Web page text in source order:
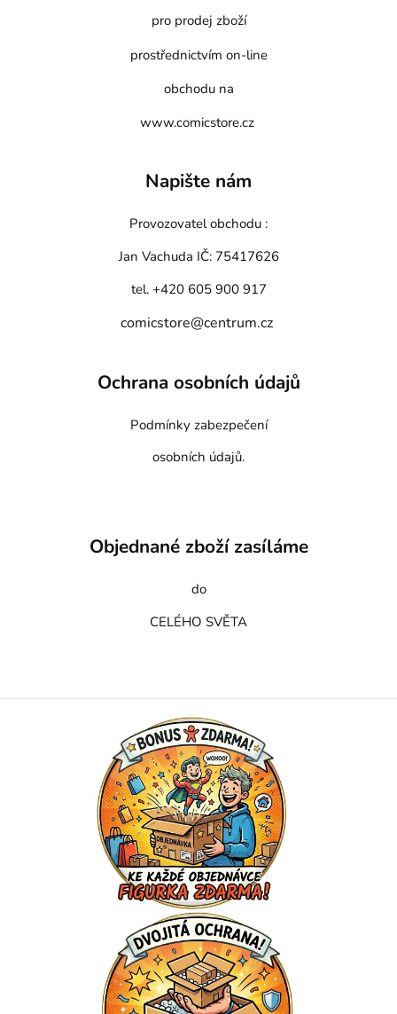
pro prodej zboží
prostřednictvím on-line
obchodu na
www.comicstore.cz
Napište nám
Provozovatel obchodu :
Jan Vachuda IČ: 75417626
tel. +420 605 900 917
comicstore@centrum.cz
Ochrana osobních údajů
Podmínky zabezpečení
osobních údajů.
Objednané zboží zasíláme
do
CELÉHO SVĚTA